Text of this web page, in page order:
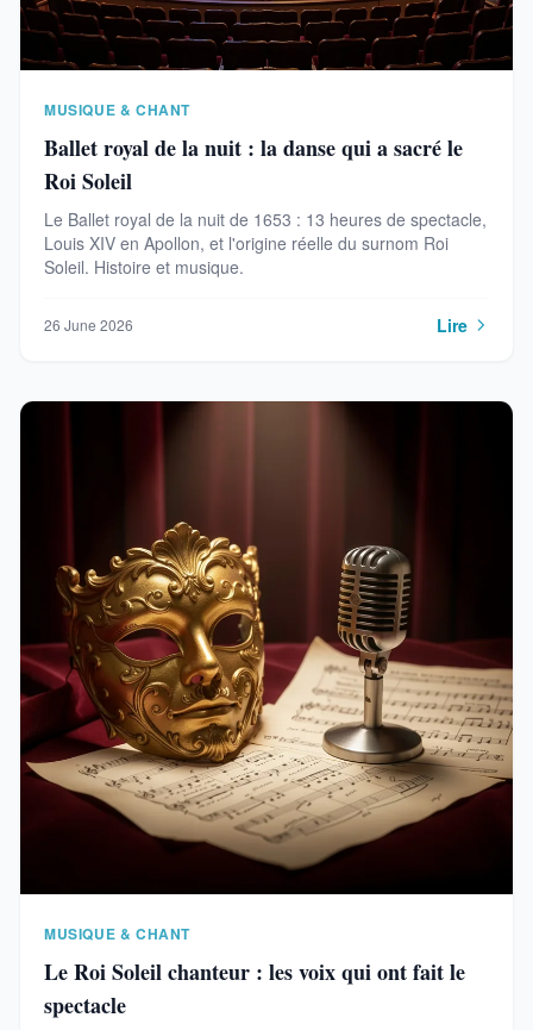
MUSIQUE & CHANT
Ballet royal de la nuit : la danse qui a sacré le
Roi Soleil
Le Ballet royal de la nuit de 1653 : 13 heures de spectacle,
Louis XIV en Apollon, et l'origine réelle du surnom Roi
Soleil. Histoire et musique.
26 June 2026 Lire
MUSIQUE & CHANT
Le Roi Soleil chanteur : les voix qui ont fait le
spectacle